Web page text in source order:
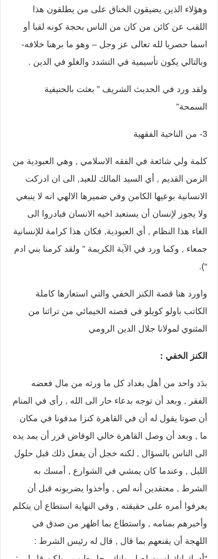
وهؤلاء الذين يضيقون الخناق على من يطلقون هذا
اللقب عن كائن من كان من الناس بحجة كونه لقبا أو
اسما حصريا لله تعالى عز وجل – وهو ما برهنا خلافه-
وبالتالي يكون تأسيمية في التشدد والغلو في الدين .
ولقد ورد في الحديث الشريف ” بعثت بالحنيفية
السمحة”
3- من الناحية الفقهية
كلمة ولي شائعة في الفقه الاسلامي , وهي العبودية من
الزمن القديم , أي السيد المالك للعبد, الى ان ادركت
الانسانية بوعيها الكامن وفي ضميرها الالهي انه لا ينبغي
ولا يجوز لإنسان أن يستعبد اخيه الانسان فبادروا الى
الغاء هذا النظام , أي العبودية, فكان هذا كرامة للإنسانية
جمعاء , وكما ورد في الآية الكريمة ” ولقد كرمنا بني ادم
“).
واورد هنا قصة الكنز الخفي والتي استعارها كاملة
الكاتب باولو كويلو في قصته الخيمائي من تراثنا من
المثنوي لمولانا جلال الدين الرومي
الكنز الخفي :
بدَد واحد من أهل بغداد كل ما ورثه من مال فعضه
الفقر , وبعد أن توجه بدعاء حار الى الله , رأى في المنام
أن صوتا يقول له أن في القاهرة كنزا مدفونا في مكان
ما , وبعد أن وصل القاهرة خالي الوفاض قرر أن يمد يده
الى الناس بالسؤال , لكنه خجل أن يفعل ذلك قبل حلول
الليل , وعندما كان يمشي في الشوارع , أمسك به
الشرط , معتقدين أنه لص , وأخذوا يضربونه قبل أن
يعرفوا أمره على حقيقته , وفي النهاية استطاع أن يتكلم
وأخبرهم بمنامه , واستطاع بما اظهر من صدق في
اللهجة أن يقنعهم بما قال , قال له رئيس الشرط :